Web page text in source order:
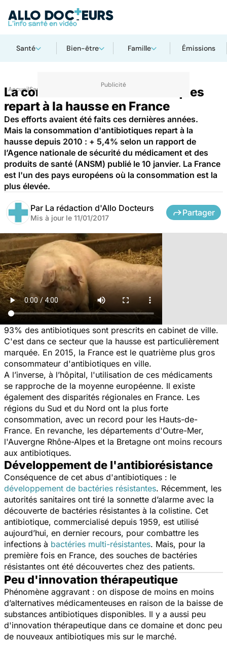
Santé Bien-être Famille Émissions
AccueilSanté
La consommation d'antibiotiques
repart à la hausse en France
Des efforts avaient été faits ces dernières années.
Mais la consommation d'antibiotiques repart à la
hausse depuis 2010 : + 5,4% selon un rapport de
l’Agence nationale de sécurité du médicament et des
produits de santé (ANSM) publié le 10 janvier. La France
est l'un des pays européens où la consommation est la
plus élevée.
Par La rédaction d'Allo Docteurs
Mis à jour le 11/01/2017
Partager
93% des antibiotiques sont prescrits en cabinet de ville.
C'est dans ce secteur que la hausse est particulièrement
marquée. En 2015, la France est le quatrième plus gros
consommateur d'antibiotiques en ville.
A l’inverse, à l’hôpital, l'utilisation de ces médicaments
se rapproche de la moyenne européenne. Il existe
également des disparités régionales en France. Les
régions du Sud et du Nord ont la plus forte
consommation, avec un record pour les Hauts-de-
France. En revanche, les départements d'Outre-Mer,
l'Auvergne Rhône-Alpes et la Bretagne ont moins recours
aux antibiotiques.
Développement de l'antibiorésistance
Conséquence de cet abus d'antibiotiques : le
développement de bactéries résistantes. Récemment, les
autorités sanitaires ont tiré la sonnette d’alarme avec la
découverte de bactéries résistantes à la colistine. Cet
antibiotique, commercialisé depuis 1959, est utilisé
aujourd’hui, en dernier recours, pour combattre les
infections à bactéries multi-résistantes. Mais, pour la
première fois en France, des souches de bactéries
résistantes ont été découvertes chez des patients.
Peu d'innovation thérapeutique
Phénomène aggravant : on dispose de moins en moins
d’alternatives médicamenteuses en raison de la baisse de
substances antibiotiques disponibles. Il y a aussi peu
d'innovation thérapeutique dans ce domaine et donc peu
de nouveaux antibiotiques mis sur le marché.